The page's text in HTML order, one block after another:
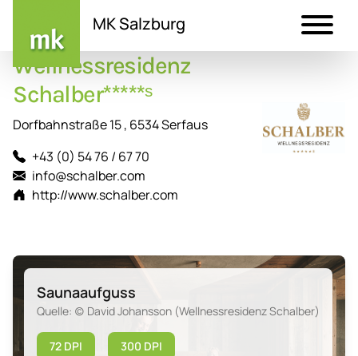
Inhalt
MK Salzburg
Wellnessresidenz
Schalber*****ˢ
Dorfbahnstraße 15 , 6534 Serfaus
+43 (0) 54 76 / 67 70
info@schalber.com
http://www.schalber.com
Saunaaufguss
Quelle: (c) David Johansson (Wellnessresidenz Schalber)
72 DPI 300 DPI